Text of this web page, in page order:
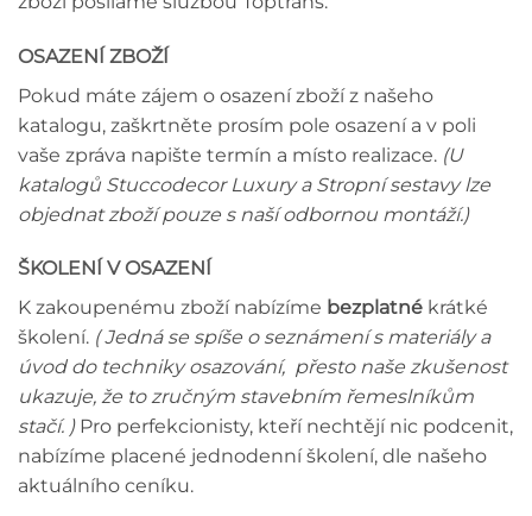
OSAZENÍ ZBOŽÍ
Pokud máte zájem o osazení zboží z našeho
katalogu, zaškrtněte prosím pole osazení a v poli
vaše zpráva napište termín a místo realizace. (U
katalogů Stuccodecor Luxury a Stropní sestavy lze
objednat zboží pouze s naší odbornou montáží.)
ŠKOLENÍ V OSAZENÍ
K zakoupenému zboží nabízíme bezplatné krátké
školení. ( Jedná se spíše o seznámení s materiály a
úvod do techniky osazování, přesto naše zkušenost
ukazuje, že to zručným stavebním řemeslníkům
stačí. )Pro perfekcionisty, kteří nechtějí nic podcenit,
nabízíme placené jednodenní školení, dle našeho
aktuálního ceníku.